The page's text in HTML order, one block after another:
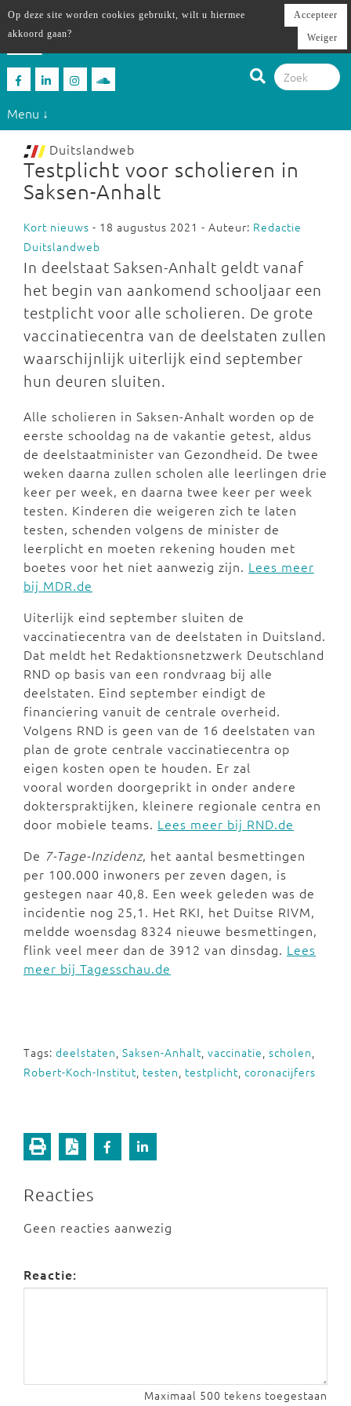
Menu ↓
Duitslandweb
Testplicht voor scholieren in
Saksen-Anhalt
Kort nieuws - 18 augustus 2021 - Auteur: Redactie
Duitslandweb
In deelstaat Saksen-Anhalt geldt vanaf
het begin van aankomend schooljaar een
testplicht voor alle scholieren. De grote
vaccinatiecentra van de deelstaten zullen
waarschijnlijk uiterlijk eind september
hun deuren sluiten.
Alle scholieren in Saksen-Anhalt worden op de
eerste schooldag na de vakantie getest, aldus
de deelstaatminister van Gezondheid. De twee
weken daarna zullen scholen alle leerlingen drie
keer per week, en daarna twee keer per week
testen. Kinderen die weigeren zich te laten
testen, schenden volgens de minister de
leerplicht en moeten rekening houden met
boetes voor het niet aanwezig zijn. Lees meer
bij MDR.de
Uiterlijk eind september sluiten de
vaccinatiecentra van de deelstaten in Duitsland.
Dat meldt het Redaktionsnetzwerk Deutschland
RND op basis van een rondvraag bij alle
deelstaten. Eind september eindigt de
financiering vanuit de centrale overheid.
Volgens RND is geen van de 16 deelstaten van
plan de grote centrale vaccinatiecentra op
eigen kosten open te houden. Er zal
vooral worden doorgeprikt in onder andere
dokterspraktijken, kleinere regionale centra en
door mobiele teams. Lees meer bij RND.de
De 7-Tage-Inzidenz, het aantal besmettingen
per 100.000 inwoners per zeven dagen, is
gestegen naar 40,8. Een week geleden was de
incidentie nog 25,1. Het RKI, het Duitse RIVM,
meldde woensdag 8324 nieuwe besmettingen,
flink veel meer dan de 3912 van dinsdag. Lees
meer bij Tagesschau.de
Tags: deelstaten, Saksen-Anhalt, vaccinatie, scholen,
Robert-Koch-Institut, testen, testplicht, coronacijfers
Reacties
Geen reacties aanwezig
Reactie:
Maximaal 500 tekens toegestaan
Op deze site worden cookies gebruikt, wilt u hiermee
akkoord gaan?
Accepteer
Weiger